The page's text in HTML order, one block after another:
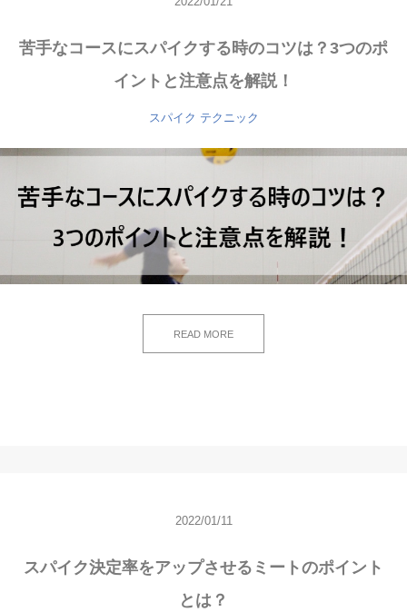
苦手なコースにスパイクする時のコツは？3つのポ
イントと注意点を解説！
スパイク テクニック
READ MORE
2022/01/11
スパイク決定率をアップさせるミートのポイント
とは？